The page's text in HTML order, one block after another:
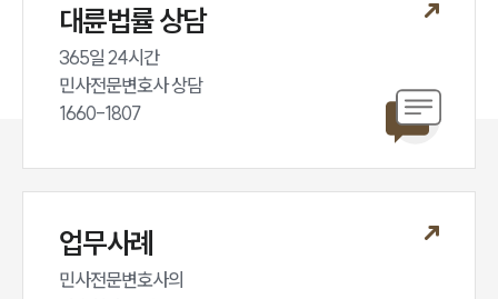
법률 블로그
대륜법률 상담
365일 24시간
민사전문변호사 상담
1660-1807
업무사례
민사전문변호사의